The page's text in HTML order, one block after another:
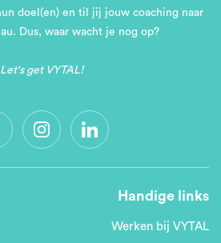
doel(en) en til jij jouw coaching naar
Dus, waar wacht je nog op?
Let's get VYTAL!
Handige links
Werken bij VYTAL